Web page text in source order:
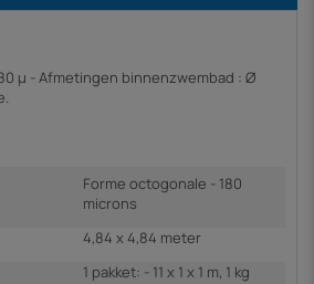
µ - Afmetingen binnenzwembad : Ø
Forme octogonale - 180
microns
4,84 x 4,84 meter
1 pakket: - 11 x 1 x 1 m, 1 kg